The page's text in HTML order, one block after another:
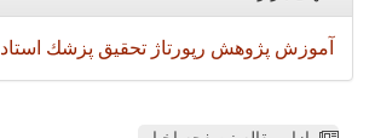
آموزش پژوهش رپورتاژ تحقیق پزشك استاد